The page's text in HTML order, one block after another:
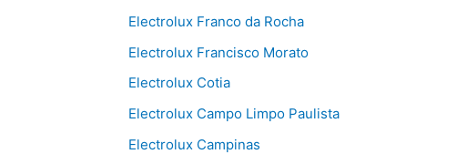
Electrolux Franco da Rocha
Electrolux Francisco Morato
Electrolux Cotia
Electrolux Campo Limpo Paulista
Electrolux Campinas